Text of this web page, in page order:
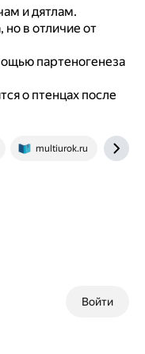
и дятлам.
но в отличие от
партеногенеза
о птенцах после
multiurok.ru
Войти